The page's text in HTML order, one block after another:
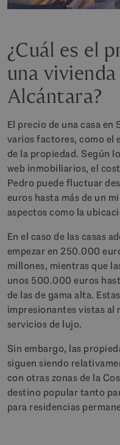
¿Cuál es el
una
Alcántara?
El precio de una casa
varios factores, como el
de la propiedad. Según
web inmobiliarios, el
Pedro puede fluctuar
euros hasta más de un
aspectos como la
En el caso de las casas
empezar en 250.000
millones, mientras que
unos 500.000 euros
de las de gama alta.
impresionantes vistas al
servicios de lujo.
Sin embargo, las
siguen siendo
con otras zonas de la
destino popular tanto
para residencias